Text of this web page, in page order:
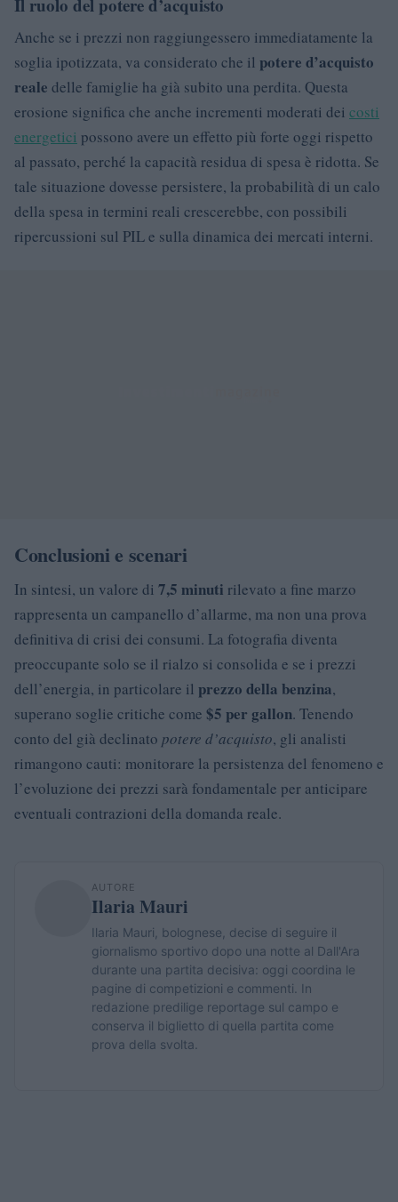
Anche se i prezzi non raggiungessero immediatamente la
soglia ipotizzata, va considerato che il potere d’acquisto
reale delle famiglie ha già subito una perdita. Questa
erosione significa che anche incrementi moderati dei costi
energetici possono avere un effetto più forte oggi rispetto
al passato, perché la capacità residua di spesa è ridotta. Se
tale situazione dovesse persistere, la probabilità di un calo
della spesa in termini reali crescerebbe, con possibili
ripercussioni sul PIL e sulla dinamica dei mercati interni.
Conclusioni e scenari
In sintesi, un valore di 7,5 minuti rilevato a fine marzo
rappresenta un campanello d’allarme, ma non una prova
definitiva di crisi dei consumi. La fotografia diventa
preoccupante solo se il rialzo si consolida e se i prezzi
dell’energia, in particolare il prezzo della benzina,
superano soglie critiche come $5 per gallon. Tenendo
conto del già declinato potere d’acquisto, gli analisti
rimangono cauti: monitorare la persistenza del fenomeno e
l’evoluzione dei prezzi sarà fondamentale per anticipare
eventuali contrazioni della domanda reale.
AUTORE
Ilaria Mauri
Ilaria Mauri, bolognese, decise di seguire il
giornalismo sportivo dopo una notte al Dall'Ara
durante una partita decisiva: oggi coordina le
pagine di competizioni e commenti. In
redazione predilige reportage sul campo e
conserva il biglietto di quella partita come
prova della svolta.